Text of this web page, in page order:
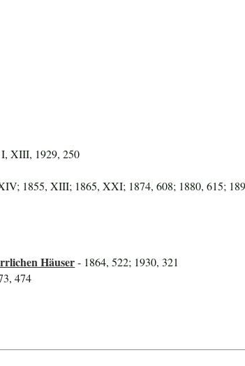
XIII, 1929, 250
1855, XIII; 1865, XXI; 1874, 608; 1880, 615;
Häuser- 1864, 522; 1930, 321
474